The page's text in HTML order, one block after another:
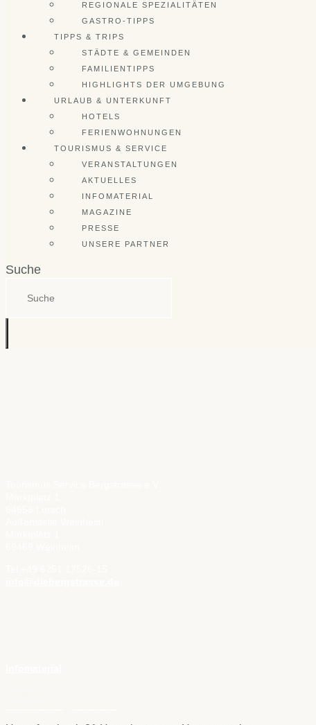
REGIONALE SPEZIALITÄTEN
GASTRO-TIPPS
TIPPS & TRIPS
STÄDTE & GEMEINDEN
FAMILIENTIPPS
HIGHLIGHTS DER UMGEBUNG
URLAUB & UNTERKUNFT
HOTELS
FERIENWOHNUNGEN
TOURISMUS & SERVICE
VERANSTALTUNGEN
AKTUELLES
INFOMATERIAL
MAGAZINE
PRESSE
UNSERE PARTNER
Suche